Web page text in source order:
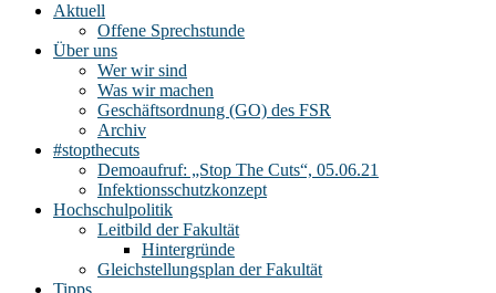
Aktuell
Offene Sprechstunde
Über uns
Wer wir sind
Was wir machen
Geschäftsordnung (GO) des FSR
Archiv
#stopthecuts
Demoaufruf: „Stop The Cuts“, 05.06.21
Infektionsschutzkonzept
Hochschulpolitik
Leitbild der Fakultät
Hintergründe
Gleichstellungsplan der Fakultät
Tipps